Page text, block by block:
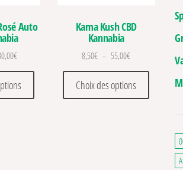
Les options peuvent être choisies sur la
Auto
€Plage de prix : 14,00€ à 80,00€
Ce produit a plusieurs variations. Les
Kama Kush CBD
Kannabia
8,50€ – 55,00€Plage de prix :
Choix des options
Ce